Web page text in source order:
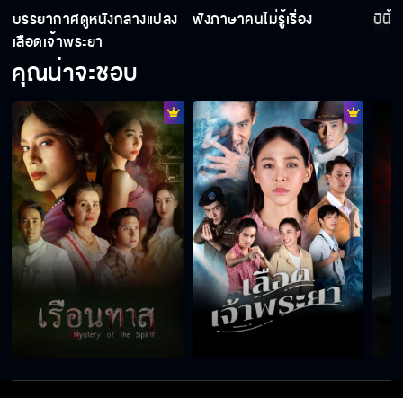
สอยดาวเป็นลูกของผมกับคุณใช่มั้ย
นังศรีนวล กูจะไม่เลิกจองเวรมึง
มึงทำกูไว้เจ็บแสบมากนะ อีนังศรีนวล
เรื่องของเรามันจบไปแล้ว
บรรยากาศดูหนังกลางแปลง
เลือดเจ้าพระยา
ฟังภาษาคนไม่รู้เรื่อง ปีนี้ศ
คุณน่าจะชอบ